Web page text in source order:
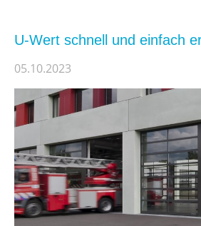
U-Wert schnell und einfach
05.10.2023